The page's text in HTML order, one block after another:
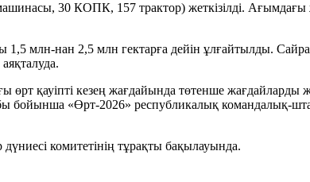
30 КОПК, 157 трактор) жеткізілді.
млн-нан 2,5 млн гектарға дейін ұлғайтылды.
қауіпті кезең жағдайында төтенше жағдайларды
бойынша «Өрт-2026» республикалық
комитетінің тұрақты бақылауында.